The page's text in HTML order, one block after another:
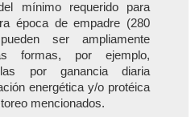
mínimo requerido para
época de empadre (280
ser ampliamente
formas, por ejemplo,
por ganancia diaria
energética y/o protéica
mencionados.